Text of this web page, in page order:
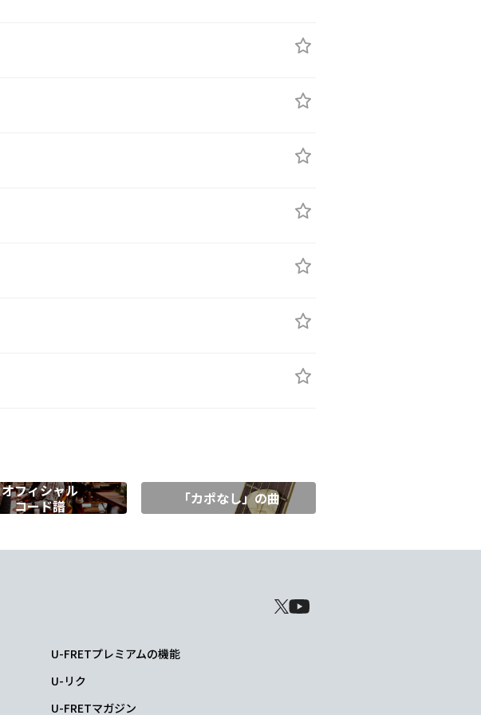
オフィシャル
コード譜
「カポなし」の曲
U-FRETプレミアムの機能
U-リク
U-FRETマガジン